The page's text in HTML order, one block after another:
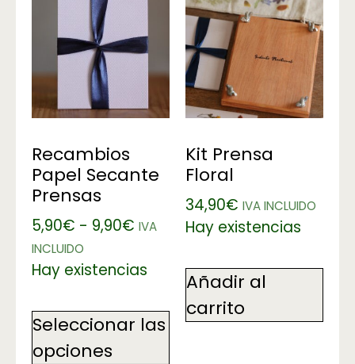
Recambios
Papel Secante
Prensas
5,90€ - 9,90€ IVA
INCLUIDO
Hay existencias
Seleccionar las
opciones
Kit Prensa
Floral
34,90€ IVA INCLUIDO
Hay existencias
Añadir al
carrito